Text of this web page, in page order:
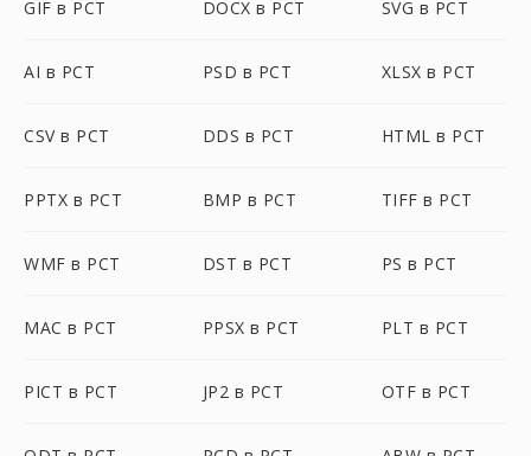
GIF в PCT DOCX в PCT SVG в PCT
AI в PCT PSD в PCT XLSX в PCT
CSV в PCT DDS в PCT HTML в PCT
PPTX в PCT BMP в PCT TIFF в PCT
WMF в PCT DST в PCT PS в PCT
MAC в PCT PPSX в PCT PLT в PCT
PICT в PCT JP2 в PCT OTF в PCT